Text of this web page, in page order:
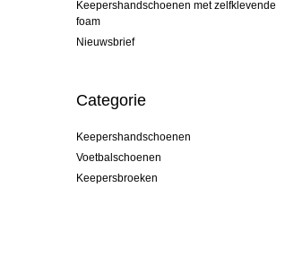
Keepershandschoenen met zelfklevende
foam
Nieuwsbrief
Categorie
Keepershandschoenen
Voetbalschoenen
Keepersbroeken